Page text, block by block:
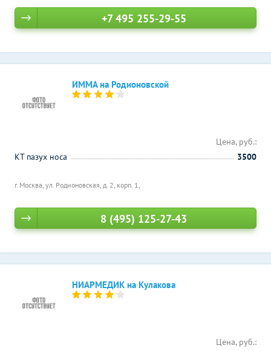
+7 495 255-29-55
ИММА на Родионовской
г. Москва, ул. Родионовская, д. 2, корп. 1,
Цена, руб.:
КТ пазух носа
3500
8 (495) 125-27-43
НИАРМЕДИК на Кулакова
Цена, руб.: